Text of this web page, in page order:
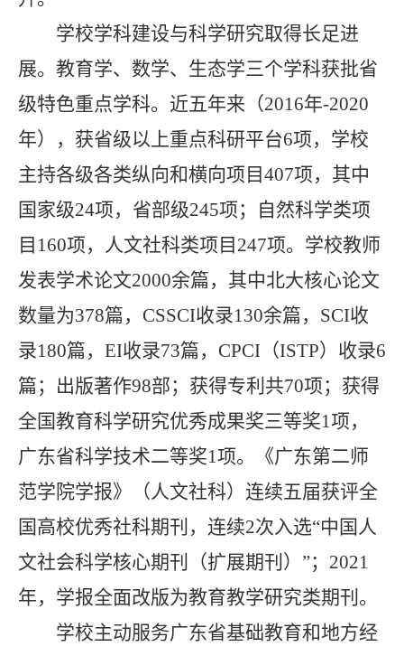
学校学科建设与科学研究取得长足进
展。教育学、数学、生态学三个学科获批省
级特色重点学科。近五年来（2016年-2020
年），获省级以上重点科研平台6项，学校
主持各级各类纵向和横向项目 407项，其中
国家级24项，省部级245项；自然科学类项
目 160项，人文社科类项目 247项。学校教师
发表学术论文2000余篇，其中北大核心论文
数量为378篇， CSSCI收录130余篇， SCI收
录180篇， EI收录73篇， CPCI （ISTP）收录6
篇；出版著作98部；获得专利共70项；获得
全国教育科学研究优秀成果奖三等奖1项，
广东省科学技术二等奖1项。《广东第二师
范学院学报》（人文社科）连续五届获评全
国高校优秀社科期刊，连续2次入选“中国人
文社会科学核心期刊（扩展期刊）”； 2021
年，学报全面改版为教育教学研究类期刊。
学校主动服务广东省基础教育和地方经